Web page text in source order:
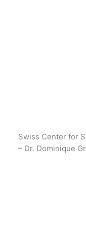
Swiss Center for
– Dr. Dominique